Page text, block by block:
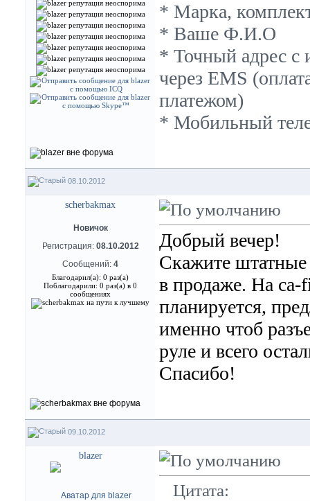
* Марка,
* Ваше Ф.И.О
* Точный адрес с
через EMS
платежом)
* Мобильный
08.10.2012
scherbakmax
Новичок
Регистрация: 08.10.2012
Сообщений: 4
Благодарил(а): 0 раз(а)
Поблагодарили: 0 раз(а) в 0
сообщениях
Добрый вечер!
Скажите штатные
в продаже. На са-
планируется,
именно чтоб
руле и всего
Спасибо!
09.10.2012
blazer
Цитата: